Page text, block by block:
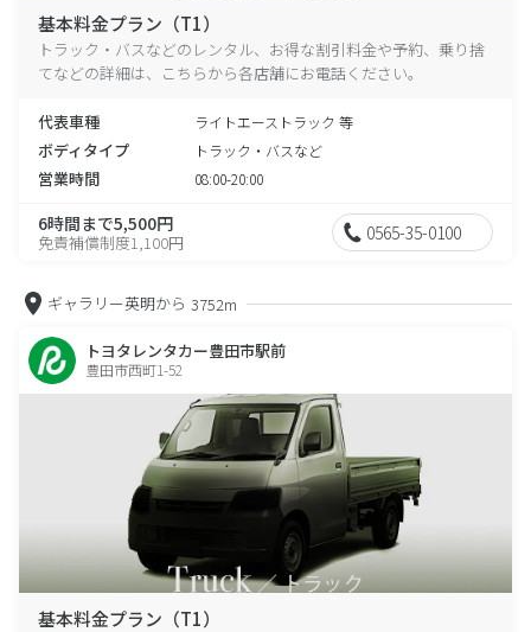
基本料金プラン（T1）
トラック・バスなどのレンタル、お得な割引料金や予約、乗り捨
てなどの詳細は、こちらから各店舗にお電話ください。
代表車種 ライトエーストラック 等
ボディタイプ トラック・バスなど
営業時間 08:00-20:00
6時間まで5,500円
免責補償制度1,100円 0565-35-0100
ギャラリー英明から 3752m
トヨタレンタカー豊田市駅前
豊田市西町1-52
基本料金プラン（T1）